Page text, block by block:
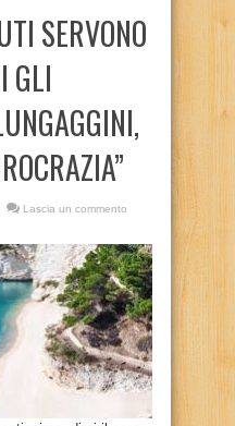
SERVONO
GLI
Lascia un commento